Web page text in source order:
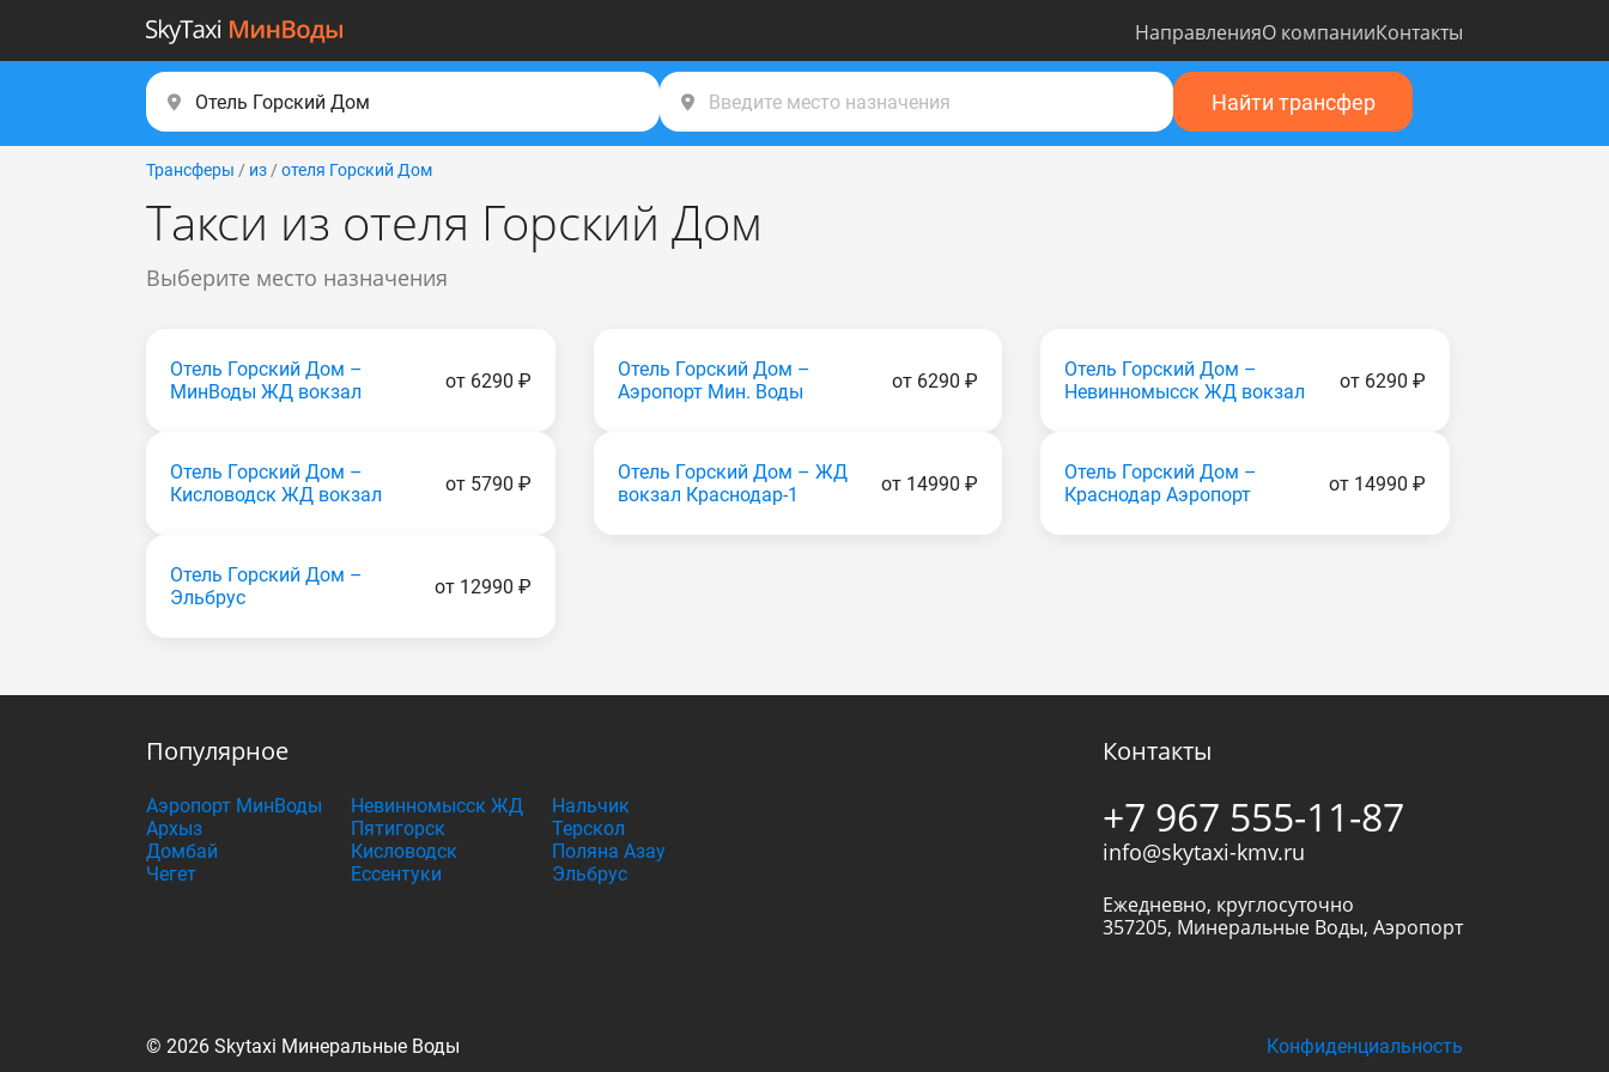
НаправленияО компанииКонтакты
Найти трансфер
Трансферы / из / отеля Горский Дом
Такси из отеля Горский Дом
Выберите место назначения
Отель Горский Дом –
МинВоды ЖД вокзал
от 6290 ₽
Отель Горский Дом –
Аэропорт Мин. Воды
от 6290 ₽
Отель Горский Дом –
Невинномысск ЖД вокзал
от 6290 ₽
Отель Горский Дом –
Кисловодск ЖД вокзал
от 5790 ₽
Отель Горский Дом – ЖД
вокзал Краснодар-1
от 14990 ₽
Отель Горский Дом –
Краснодар Аэропорт
от 14990 ₽
Отель Горский Дом –
Эльбрус
от 12990 ₽
Популярное
Аэропорт МинВоды
Архыз
Домбай
Чегет
Невинномысск ЖД
Пятигорск
Кисловодск
Ессентуки
Нальчик
Терскол
Поляна Азау
Эльбрус
Контакты
+7 967 555-11-87
info@skytaxi-kmv.ru
Ежедневно, круглосуточно
357205, Минеральные Воды, Аэропорт
© 2026 Skytaxi Минеральные Воды Конфиденциальность